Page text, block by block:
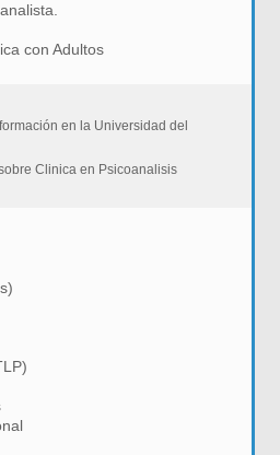
con Adultos
en la Universidad del
Clinica en Psicoanalisis